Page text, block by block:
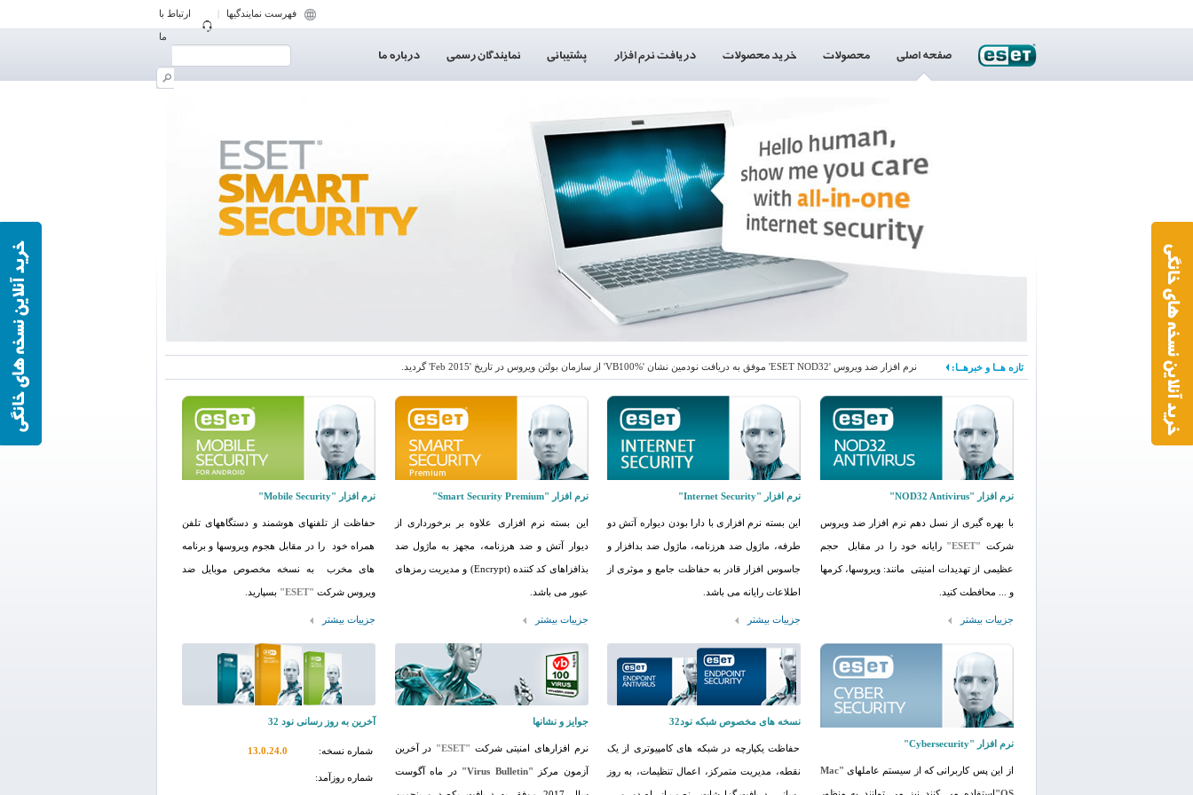
ارتباط با
ما
فهرست نمایندگیها
تازه هــا و خبرهــا: نرم افزار ضد ویروس 'ESET NOD32' موفق به دریافت نودمین نشان 'VB100%' از سازمان بولتن ویروس در تاریخ 'Feb 2015' گردید.
نرم افزار "NOD32 Antivirus"
با بهره گیری از نسل دهم نرم افزار ضد ویروس
شرکت "ESET" رایانه خود را در مقابل حجم
عظیمی از تهدیدات امنیتی مانند: ویروسها، کرمها
و ... محافطت کنید.
جزییات بیشتر
نرم افزار "Internet Security"
این بسته نرم افزاری با دارا بودن دیواره آتش دو
طرفه، ماژول ضد هرزنامه، ماژول ضد بدافزار و
جاسوس افزار قادر به حفاظت جامع و موثری از
اطلاعات رایانه می باشد.
جزییات بیشتر
نرم افزار "Smart Security Premium"
این بسته نرم افزاری علاوه بر برخورداری از
دیوار آتش و ضد هرزنامه، مجهز به ماژول ضد
بذافزاهای کد کننده (Encrypt) و مدیریت رمزهای
عبور می باشد.
جزییات بیشتر
نرم افزار "Mobile Security"
حفاظت از تلفنهای هوشمند و دستگاههای تلفن
همراه خود را در مقابل هجوم ویروسها و برنامه
های مخرب به نسخه مخصوص موبایل ضد
ویروس شرکت "ESET" بسپارید.
جزییات بیشتر
نرم افزار "Cybersecurity"
از این پس کاربرانی که از سیستم عاملهای "Mac
نسخه های مخصوص شبکه نود32
حفاظت یکپارچه در شبکه های کامپیوتری از یک
نقطه، مدیریت متمرکز، اعمال تنظیمات، به روز
جوایز و نشانها
نرم افزارهای امنیتی شرکت "ESET" در آخرین
آزمون مرکز "Virus Bulletin" در ماه آگوست
آخرین به روز رسانی نود 32
شماره نسخه: 13.0.24.0
شماره روزآمد: